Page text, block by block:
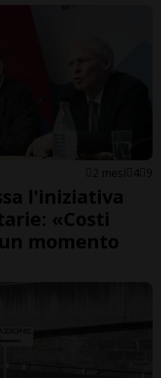
2 mesi 4 9
l'iniziativa
«Costi
momento